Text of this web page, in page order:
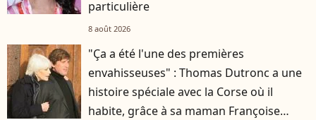
particulière
8 août 2026
"Ça a été l'une des premières
envahisseuses" : Thomas Dutronc a une
histoire spéciale avec la Corse où il
habite, grâce à sa maman Françoise